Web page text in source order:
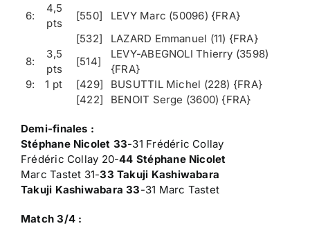
6:
4,5
pts
[550]
LEVY Marc (50096) {FRA}
[532]
LAZARD Emmanuel (11) {FRA}
8:
3,5
pts
[514]
LEVY-ABEGNOLI Thierry (3598)
{FRA}
9:
1 pt [429]
BUSUTTIL Michel (228) {FRA}
[422]
BENOIT Serge (3600) {FRA}
Demi-finales :
Stéphane Nicolet 33-31 Frédéric Collay
Frédéric Collay 20-44 Stéphane Nicolet
Marc Tastet 31-33 Takuji Kashiwabara
Takuji Kashiwabara 33-31 Marc Tastet
Match 3/4 :